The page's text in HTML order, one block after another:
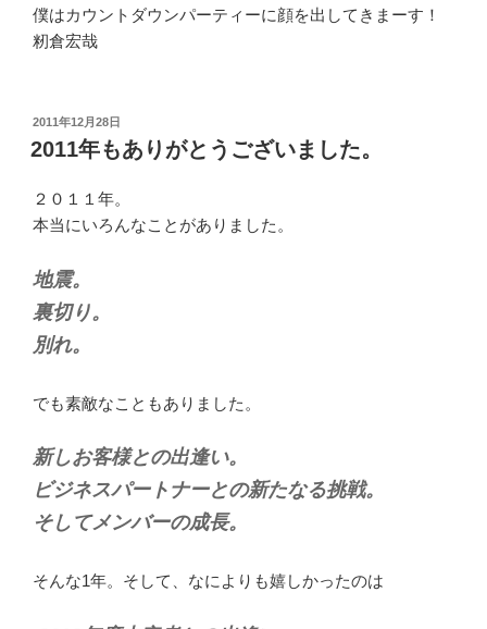
僕はカウントダウンパーティーに顔を出してきまーす！
籾倉宏哉
投
稿
日:
2011年12月28日
2011年もありがとうございました。
２０１１年。
本当にいろんなことがありました。
地震。
裏切り。
別れ。
でも素敵なこともありました。
新しお客様との出逢い。
ビジネスパートナーとの新たなる挑戦。
そしてメンバーの成長。
そんな1年。そして、なによりも嬉しかったのは